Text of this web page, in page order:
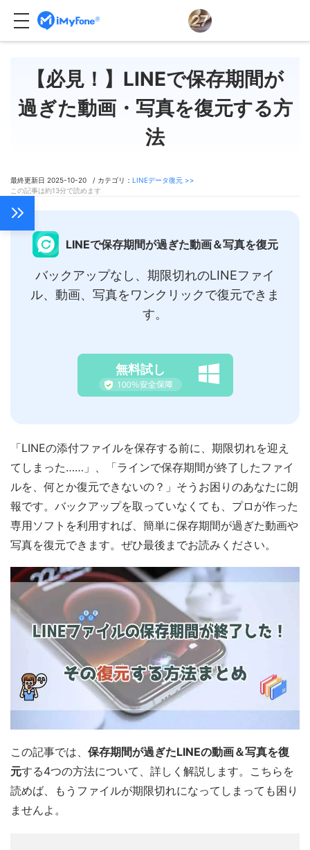
【必見！】LINEで保存期間が
過ぎた動画・写真を復元する方
法
最終更新日 2025-10-20 / カテゴリ： LINEデータ復元 >>
この記事は約13分で読めます
LINEで保存期間が過ぎた動画＆写真を復元
バックアップなし、期限切れのLINEファイ
ル、動画、写真をワンクリックで復元できま
す。
無料試し
「LINEの添付ファイルを保存する前に、期限切れを迎え
てしまった……」、「ラインで保存期間が終了したファイ
ルを、何とか復元できないの？」そうお困りのあなたに朗
報です。バックアップを取っていなくても、プロが作った
専用ソフトを利用すれば、簡単に保存期間が過ぎた動画や
写真を復元できます。ぜひ最後までお読みください。
この記事では、 保存期間が過ぎたLINEの動画＆写真を復
元する4つの方法について、詳しく解説します。こちらを
読めば、もうファイルが期限切れになってしまっても困り
ませんよ。